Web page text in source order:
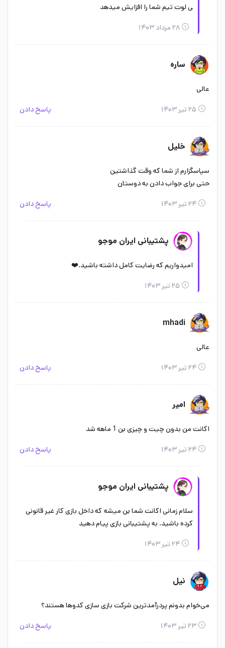
ی لوت تیم شما را افزایش میدهد
۲۸ مرداد ۱۴۰۳
ساره
عالی
۲۵ تیر ۱۴۰۳ پاسخ دادن
خلیل
سپاسگزارم از شما که وقت گذاشتین
حتی برای جواب دادن به دوستان
۲۴ تیر ۱۴۰۳ پاسخ دادن
پشتیبانی ایران موجو
امیدواریم که رضایت کامل داشته باشید.❤️
۲۵ تیر ۱۴۰۳
mhadi
عالی
۲۴ تیر ۱۴۰۳ پاسخ دادن
امیر
اکانت من بدون چیت و چیزی بن 1 ماهه شد
۲۴ تیر ۱۴۰۳ پاسخ دادن
پشتیبانی ایران موجو
سلام زمانی اکانت شما بن میشه که داخل بازی کار غیر قانونی
کرده باشید. به پشتیبانی بازی پیام دهید
۲۴ تیر ۱۴۰۳
نیل
می‌خوام بدونم پردرآمدترین شرکت بازی سازی کدوها هستند؟
۲۳ تیر ۱۴۰۳ پاسخ دادن